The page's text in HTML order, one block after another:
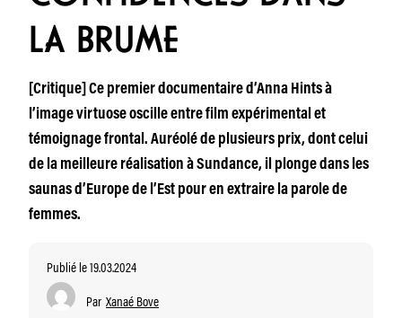
LA BRUME
[Critique] Ce premier documentaire d’Anna Hints à
l’image virtuose oscille entre film expérimental et
témoignage frontal. Auréolé de plusieurs prix, dont celui
de la meilleure réalisation à Sundance, il plonge dans les
saunas d’Europe de l’Est pour en extraire la parole de
femmes.
Publié le 19.03.2024
Par Xanaé Bove